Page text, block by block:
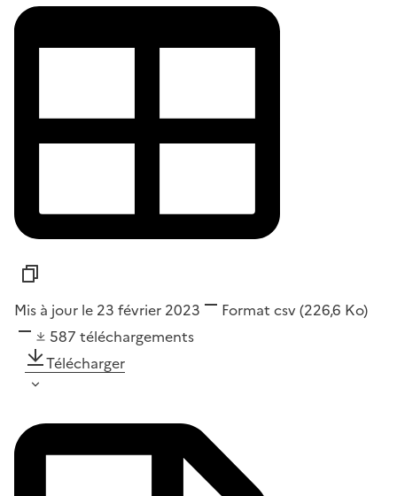
Mis à jour le 23 février 2023 Format csv(226,6 Ko)
587 téléchargements
Télécharger